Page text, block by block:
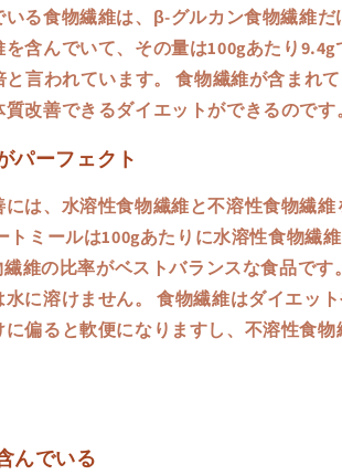
る食物繊維は、β-グルカン食物繊維だ
含んでいて、その量は100gあたり
言われています。 食物繊維が含まれ
改善できるダイエットができるのです。
パーフェクト
は、水溶性食物繊維と不溶性食物繊
トミールは100gあたりに水溶性食物繊
維の比率がベストバランスな食品で
に溶けません。 食物繊維はダイエッ
偏ると軟便になりますし、不溶性食
んでいる